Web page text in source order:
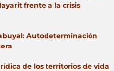
frente a la crisis
Autodeterminación
de los territorios de vida